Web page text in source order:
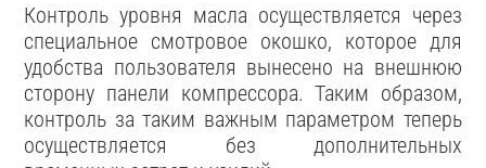
Контроль уровня масла осуществляется через
специальное смотровое окошко, которое для
удобства пользователя вынесено на внешнюю
сторону панели компрессора. Таким образом,
контроль за таким важным параметром теперь
осуществляется без дополнительных